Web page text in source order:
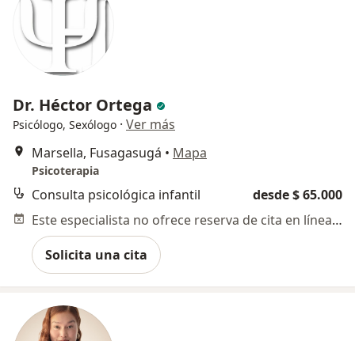
Dr. Héctor Ortega
Psicólogo, Sexólogo · Ver más
Marsella, Fusagasugá • Mapa
Psicoterapia
Consulta psicológica infantil
desde $ 65.000
Este especialista no ofrece reserva de cita en línea en esta dirección.
Solicita una cita